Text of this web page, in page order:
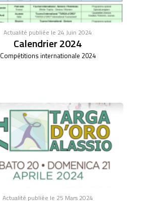
Actualité publiée le 24 Juin 2024
Calendrier 2024
Compétitions internationale 2024
Actualité publiée le 25 Mars 2024